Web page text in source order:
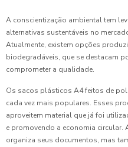
A conscientização ambiental tem
alternativas sustentáveis no
Atualmente, existem opções
biodegradáveis, que se destacam
comprometer a qualidade.
Os sacos plásticos A4 feitos de
cada vez mais populares. Esses
aproveitem material que já foi
e promovendo a economia circular.
organiza seus documentos, mas